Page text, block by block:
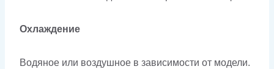
Охлаждение
Водяное или воздушное в зависимости от модели.